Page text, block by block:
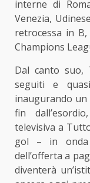
interne di
Venezia,
retrocessa in
Champions
Dal canto
seguiti e
inaugurando un
fin
televisiva a
gol – in
dell’offerta a
diventerà